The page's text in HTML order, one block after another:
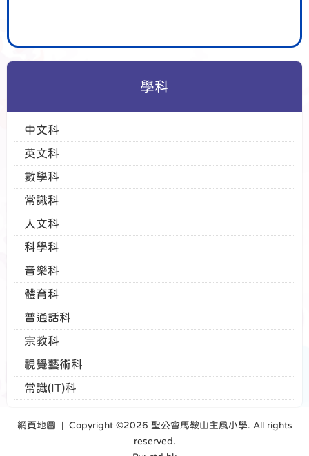
學科
中文科
英文科
數學科
常識科
人文科
科學科
音樂科
體育科
普通話科
宗教科
視覺藝術科
常識(IT)科
網頁地圖 | Copyright ©2026 聖公會馬鞍山主風小學. All rights
reserved.